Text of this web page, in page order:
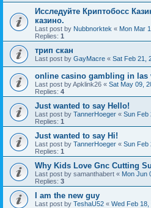
Исследуйте Криптобосс
казино.
Last post by Nubbnorktek « Mon Mar
Replies: 1
трип скан
Last post by GayMacre « Sat Feb 21,
online casino gambling in las
Last post byApklink26 « Sat May 09,
Replies: 4
Just wanted to say Hello!
Last post by TannerHoeger « Sun Feb
Replies: 1
Just wanted to say Hi!
Last post by TannerHoeger « Sun Feb
Replies: 1
Why Kids Love Gnc Cutting
Last post by samanthabert « Mon Jun
Replies: 3
I am the new guy
Last post by TeshaU52 « Wed Feb 18,